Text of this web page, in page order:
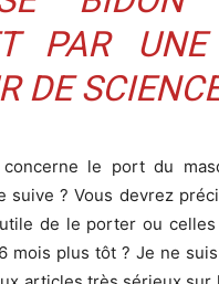
PAR UNE
DE
le port du
suive ? Vous devrez
de le porter ou
mois plus tôt ? Je ne